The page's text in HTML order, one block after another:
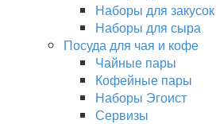
Наборы для закусок
Наборы для сыра
Посуда для чая и кофе
Чайные пары
Кофейные пары
Наборы Эгоист
Сервизы